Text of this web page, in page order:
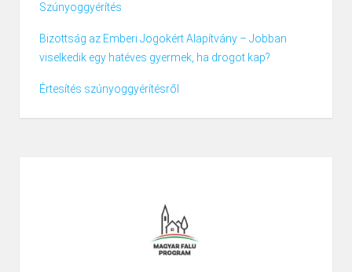
Szúnyoggyérítés
Bizottság az Emberi Jogokért Alapítvány – Jobban
viselkedik egy hatéves gyermek, ha drogot kap?
Értesítés szúnyoggyérítésről